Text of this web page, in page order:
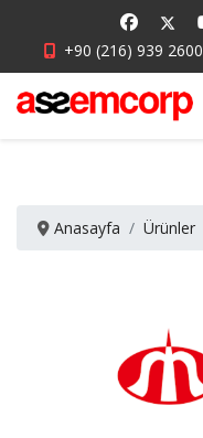
+90 (216) 939 2600
Anasayfa Ürünler